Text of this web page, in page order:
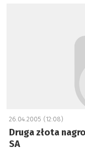
26.04.2005 (12:08)
Druga złota
SA